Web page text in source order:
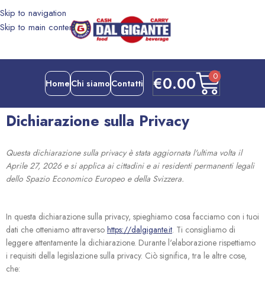
Skip to navigation
Skip to main content
€0.00 0
Home Chi siamo Contatti
Dichiarazione sulla Privacy
Questa dichiarazione sulla privacy è stata aggiornata l'ultima volta il
Aprile 27, 2026 e si applica ai cittadini e ai residenti permanenti legali
dello Spazio Economico Europeo e della Svizzera.
In questa dichiarazione sulla privacy, spieghiamo cosa facciamo con i tuoi
dati che otteniamo attraverso https://dalgigante.it. Ti consigliamo di
leggere attentamente la dichiarazione. Durante l'elaborazione rispettiamo
i requisiti della legislazione sulla privacy. Ciò significa, tra le altre cose,
che: